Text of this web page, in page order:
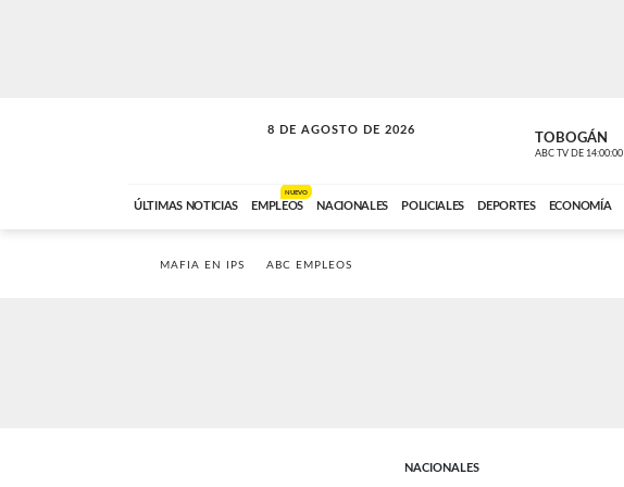
8 DE AGOSTO DE 2026
SOLO MÚSICA TOBOGÁN
ABC TV DE 14:00:00
ÚLTIMAS NOTICIAS EMPLEOS
NUEVO
NACIONALES POLICIALES DEPORTES ECONOMÍA
MAFIA EN IPS ABC EMPLEOS
NACIONALES